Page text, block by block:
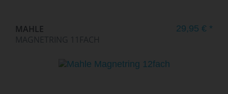
MAHLE
MAGNETRING 11FACH
29,95 € *